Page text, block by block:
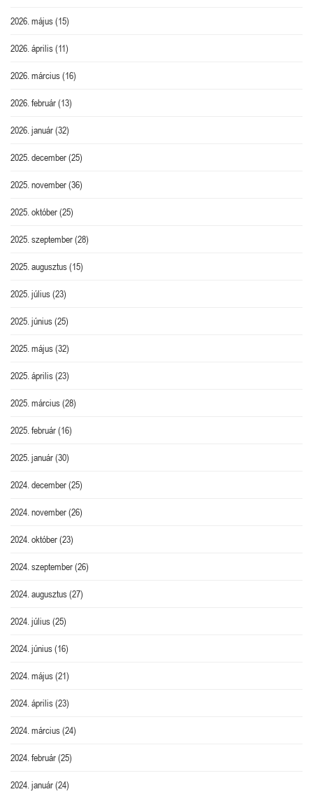
2026. május(15)
2026. április(11)
2026. március(16)
2026. február(13)
2026. január(32)
2025. december(25)
2025. november(36)
2025. október(25)
2025. szeptember(28)
2025. augusztus(15)
2025. július(23)
2025. június(25)
2025. május(32)
2025. április(23)
2025. március(28)
2025. február(16)
2025. január(30)
2024. december(25)
2024. november(26)
2024. október(23)
2024. szeptember(26)
2024. augusztus(27)
2024. július(25)
2024. június(16)
2024. május(21)
2024. április(23)
2024. március(24)
2024. február(25)
2024. január(24)